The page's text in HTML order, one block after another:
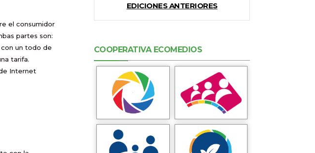
el consumidor
partes son:
un todo de
tarifa.
Internet
EDICIONES ANTERIORES
COOPERATIVA ECOMEDIOS